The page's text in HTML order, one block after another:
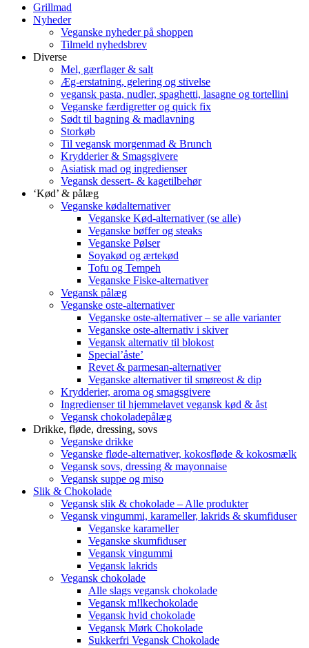
Grillmad
Nyheder
Veganske nyheder på shoppen
Tilmeld nyhedsbrev
Diverse
Mel, gærflager & salt
Æg-erstatning, gelering og stivelse
vegansk pasta, nudler, spaghetti, lasagne og tortellini
Veganske færdigretter og quick fix
Sødt til bagning & madlavning
Storkøb
Til vegansk morgenmad & Brunch
Krydderier & Smagsgivere
Asiatisk mad og ingredienser
Vegansk dessert- & kagetilbehør
‘Kød’ & pålæg
Veganske kødalternativer
Veganske Kød-alternativer (se alle)
Veganske bøffer og steaks
Veganske Pølser
Soyakød og ærtekød
Tofu og Tempeh
Veganske Fiske-alternativer
Vegansk pålæg
Veganske oste-alternativer
Veganske oste-alternativer – se alle varianter
Veganske oste-alternativ i skiver
Vegansk alternativ til blokost
Special’åste’
Revet & parmesan-alternativer
Veganske alternativer til smøreost & dip
Krydderier, aroma og smagsgivere
Ingredienser til hjemmelavet vegansk kød & åst
Vegansk chokoladepålæg
Drikke, fløde, dressing, sovs
Veganske drikke
Veganske fløde-alternativer, kokosfløde & kokosmælk
Vegansk sovs, dressing & mayonnaise
Vegansk suppe og miso
Slik & Chokolade
Vegansk slik & chokolade – Alle produkter
Vegansk vingummi, karameller, lakrids & skumfiduser
Veganske karameller
Veganske skumfiduser
Vegansk vingummi
Vegansk lakrids
Vegansk chokolade
Alle slags vegansk chokolade
Vegansk m!lkechokolade
Vegansk hvid chokolade
Vegansk Mørk Chokolade
Sukkerfri Vegansk Chokolade